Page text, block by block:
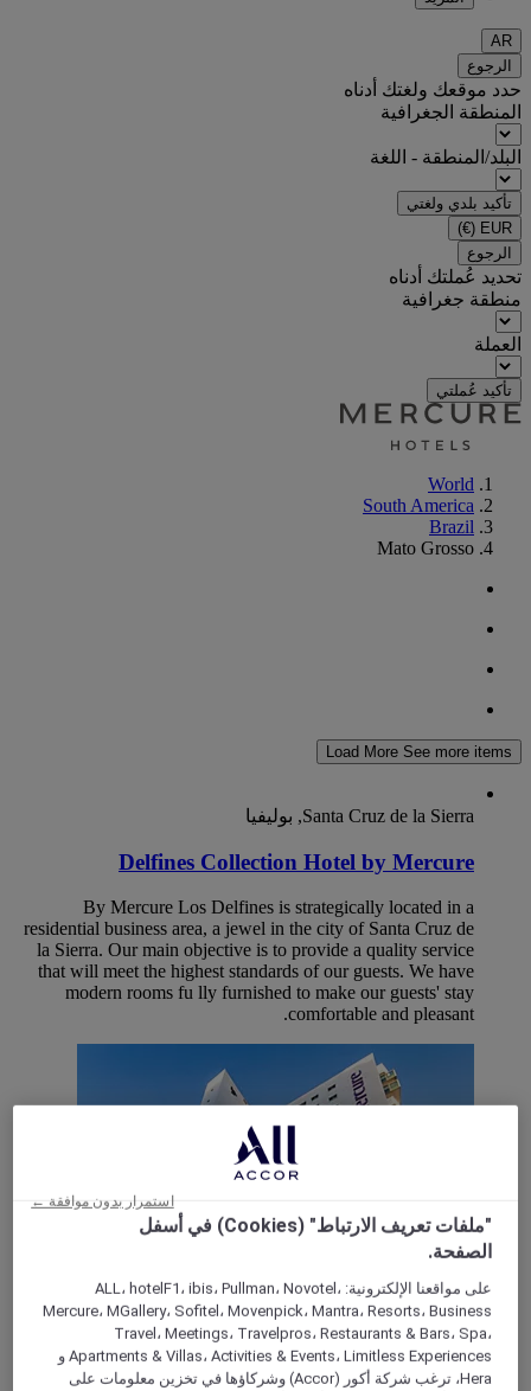
AR
الرجوع
حدد موقعك ولغتك أدناه
المنطقة الجغرافية
البلد/المنطقة - اللغة
تأكيد بلدي ولغتي
EUR
(€)
الرجوع
تحديد عُملتك أدناه
منطقة جغرافية
العملة
تأكيد عُملتي
World
South America
Brazil
Mato Grosso
Load More See more items
Santa Cruz de la Sierra, بوليفيا
Delfines Collection Hotel by Mercure
By Mercure Los Delfines is strategically located in a
residential business area, a jewel in the city of Santa Cruz de
la Sierra. Our main objective is to provide a quality service
that will meet the highest standards of our guests. We have
modern rooms fu lly furnished to make our guests' stay
comfortable and pleasant.
BRASILIA, البرازيل
Mercure Brasilia Leader
"ملفات تعريف الارتباط" (Cookies) في أسفل
الصفحة.
على مواقعنا الإلكترونية: ALL، hotelF1، ibis، Pullman، Novotel،
Mercure، MGallery، Sofitel، Movenpick، Mantra، Resorts، Business
Travel، Meetings، Travelpros، Restaurants & Bars، Spa،
Apartments & Villas، Activities & Events، Limitless Experiences و
Hera، ترغب شركة أكور (Accor) وشركاؤها في تخزين معلومات على
استمرار بدون موافقة ←